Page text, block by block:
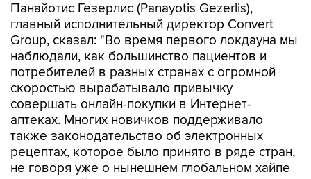
Панайотис Гезерлис (Panayotis Gezerlis),
главный исполнительный директор Convert
Group, сказал: "Во время первого локдауна мы
наблюдали, как большинство пациентов и
потребителей в разных странах с огромной
скоростью вырабатывало привычку
совершать онлайн-покупки в Интернет-
аптеках. Многих новичков поддерживало
также законодательство об электронных
рецептах, которое было принято в ряде стран,
не говоря уже о нынешнем глобальном хайпе